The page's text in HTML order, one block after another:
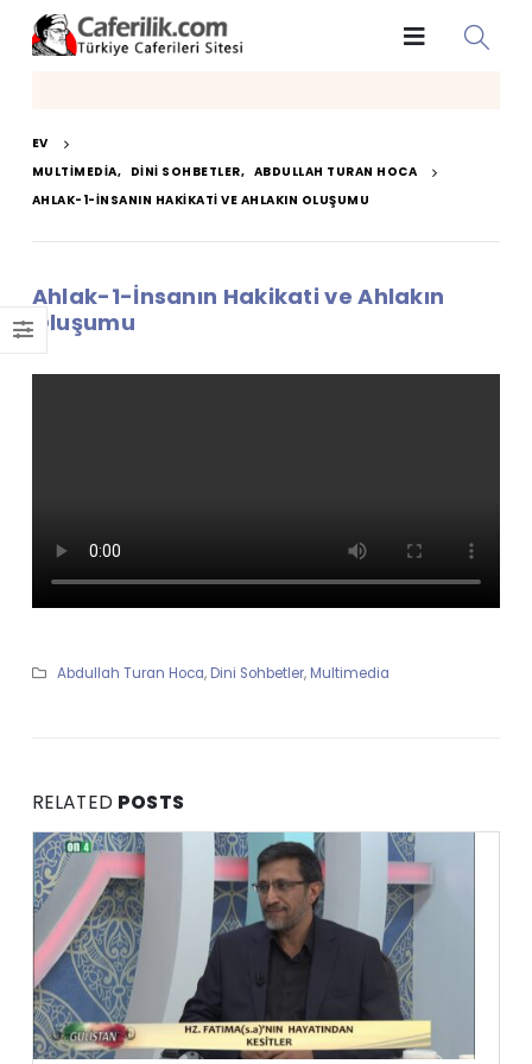
EV
MULTIMEDIA, DINI SOHBETLER, ABDULLAH TURAN HOCA
AHLAK-1-İNSANIN HAKIKATI VE AHLAKIN OLUŞUMU
Ahlak-1-İnsanın Hakikati ve Ahlakın
Oluşumu
Abdullah Turan Hoca, Dini Sohbetler, Multimedia
RELATED POSTS